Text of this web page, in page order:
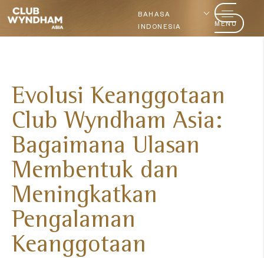
BAHASA
INDONESIA
MENU
​Evolusi Keanggotaan
Club Wyndham Asia:
Bagaimana Ulasan
Membentuk dan
Meningkatkan
Pengalaman
Keanggotaan